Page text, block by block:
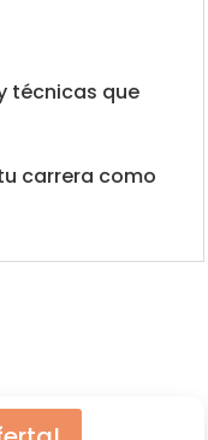
técnicas que
carrera como